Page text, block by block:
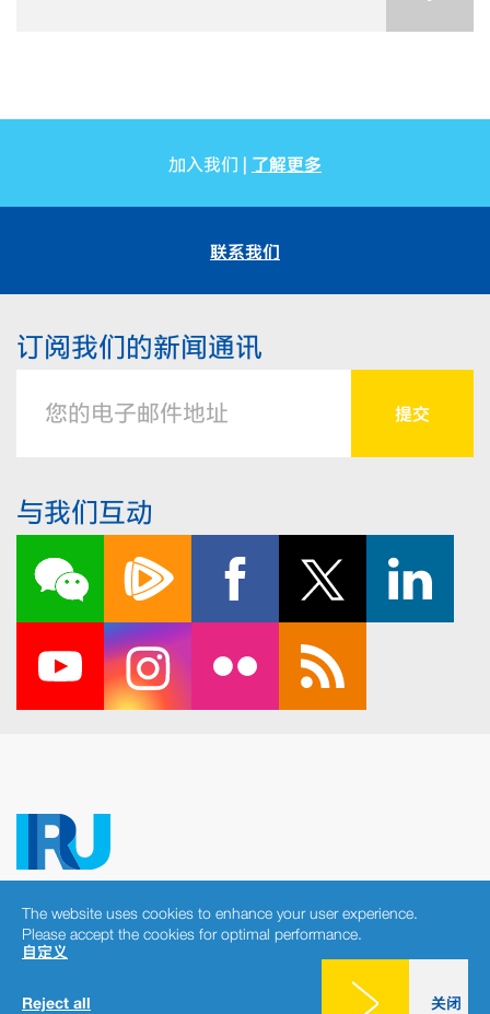
加入我们 | 了解更多
联系我们
订阅我们的新闻通讯
与我们互动
Copyright © 2026 IRU. 版权所有
法律声明 |全球隐私政策 | Cookies consent
The website uses cookies to enhance your user experience.
Please accept the cookies for optimal performance.
自定义
Reject all 关闭